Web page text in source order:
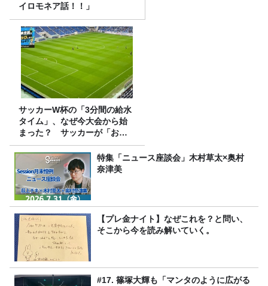
イロモネア話！！」
サッカーW杯の「3分間の給水
タイム」、なぜ今大会から始
まった？ サッカーが「お
金」に変わる仕組み
特集「ニュース座談会」木村草太×奥村
奈津美
【プレ金ナイト】なぜこれを？と問い、
そこから今を読み解いていく。
#17. 篠塚大輝も「マンタのように広がる